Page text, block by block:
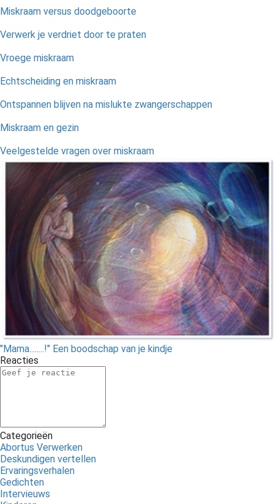
Miskraam versus doodgeboorte
Verwerk je verdriet door te praten
Vroege miskraam
Echtscheiding en miskraam
Ontspannen blijven na mislukte zwangerschappen
Miskraam en gezin
Veelgestelde vragen over miskraam
"Mama........!" Een boodschap van je kindje
Reacties
Categorieën
Abortus Verwerken
Deskundigen vertellen
Ervaringsverhalen
Gedichten
Intervieuws